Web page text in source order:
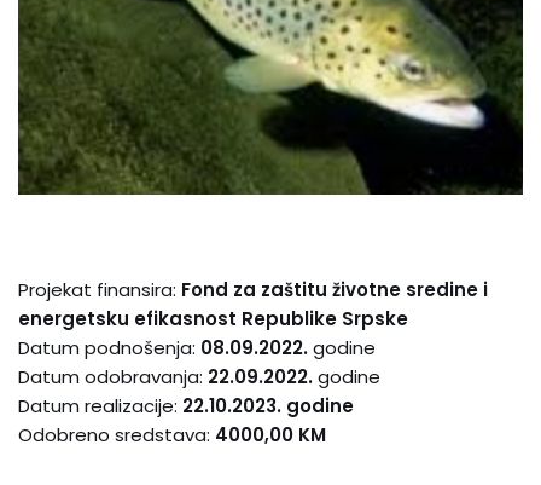
Projekat finansira: Fond za zaštitu životne sredine i
energetsku efikasnost Republike Srpske
Datum podnošenja: 08.09.2022.godine
Datum odobravanja: 22.09.2022.godine
Datum realizacije: 22.10.2023. godine
Odobreno sredstava: 4000,00 KM